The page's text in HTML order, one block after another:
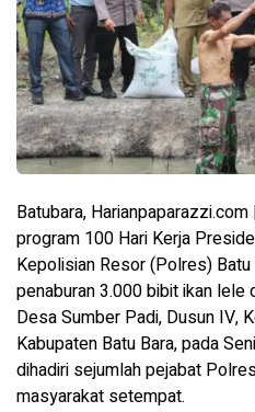
Batubara,
program 100 Hari Kerja
Kepolisian Resor (Polres)
penaburan 3.000 bibit ikan lele
Desa Sumber Padi, Dusun IV,
Kabupaten Batu Bara, pada
dihadiri sejumlah pejabat
masyarakat setempat.